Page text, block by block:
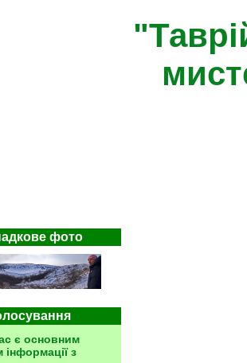
фото
є основним
з